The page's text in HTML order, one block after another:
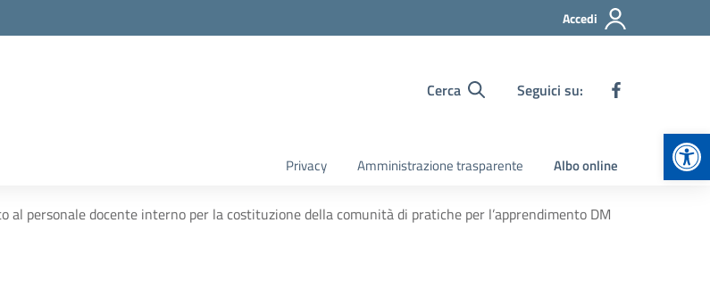
Accedi
Cerca Seguici su:
Privacy Amministrazione trasparente Albo online
al personale docente interno per la costituzione della comunità di pratiche per l’apprendimento DM